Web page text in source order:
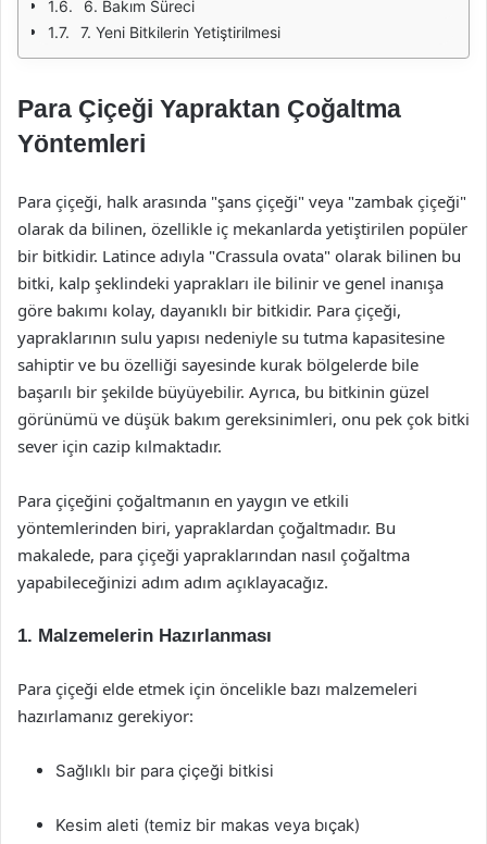
6. Bakım Süreci
7. Yeni Bitkilerin Yetiştirilmesi
Para Çiçeği Yapraktan Çoğaltma
Yöntemleri
Para çiçeği, halk arasında "şans çiçeği" veya "zambak çiçeği"
olarak da bilinen, özellikle iç mekanlarda yetiştirilen popüler
bir bitkidir. Latince adıyla "Crassula ovata" olarak bilinen bu
bitki, kalp şeklindeki yaprakları ile bilinir ve genel inanışa
göre bakımı kolay, dayanıklı bir bitkidir. Para çiçeği,
yapraklarının sulu yapısı nedeniyle su tutma kapasitesine
sahiptir ve bu özelliği sayesinde kurak bölgelerde bile
başarılı bir şekilde büyüyebilir. Ayrıca, bu bitkinin güzel
görünümü ve düşük bakım gereksinimleri, onu pek çok bitki
sever için cazip kılmaktadır.
Para çiçeğini çoğaltmanın en yaygın ve etkili
yöntemlerinden biri, yapraklardan çoğaltmadır. Bu
makalede, para çiçeği yapraklarından nasıl çoğaltma
yapabileceğinizi adım adım açıklayacağız.
1. Malzemelerin Hazırlanması
Para çiçeği elde etmek için öncelikle bazı malzemeleri
hazırlamanız gerekiyor:
Sağlıklı bir para çiçeği bitkisi
Kesim aleti (temiz bir makas veya bıçak)